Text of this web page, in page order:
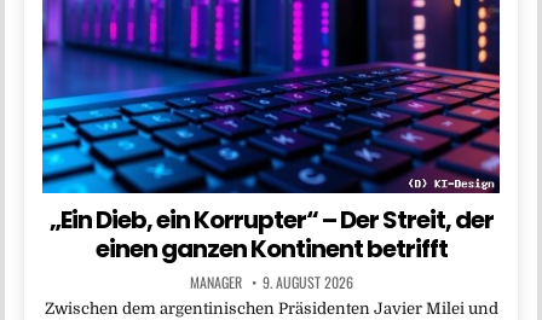
„Ein Dieb, ein Korrupter“ – Der Streit, der
einen ganzen Kontinent betrifft
MANAGER 9. AUGUST 2026
Zwischen dem argentinischen Präsidenten Javier Milei und